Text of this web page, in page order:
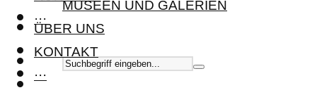
···
MUSEEN UND GALERIEN
ÜBER UNS
KONTAKT
···